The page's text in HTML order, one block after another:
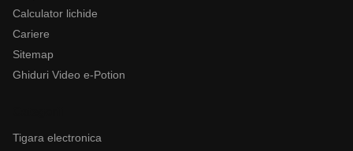
Calculator lichide
Cariere
Sitemap
Ghiduri Video e-Potion
Tigara electronica